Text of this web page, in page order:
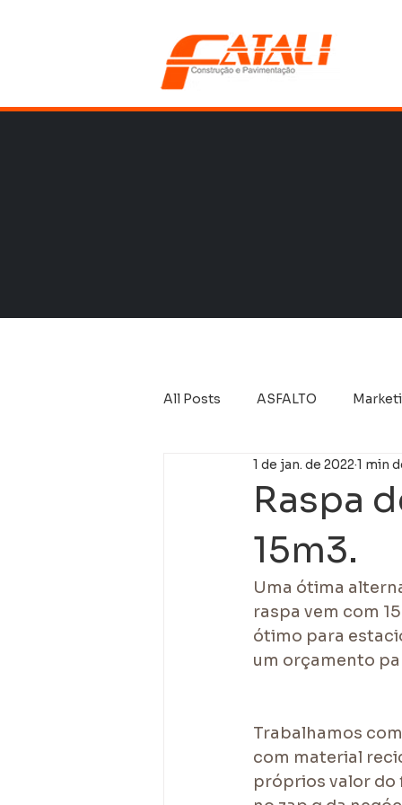
All Posts ASFALTO
Micro revestimento Nova
Raspa
15m3.
1 de jan. de 2022 1 min
Uma ótima
raspa vem com
ótimo para
um orçamento
Trabalhamos
com material
próprios valor do